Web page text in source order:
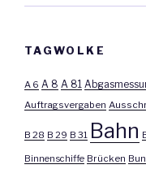
TAGWOLKE
A 6 A 8 A 81
Auftragsvergaben
B 28 B 29 B 31 Bahn
Binnenschiffe Brücken